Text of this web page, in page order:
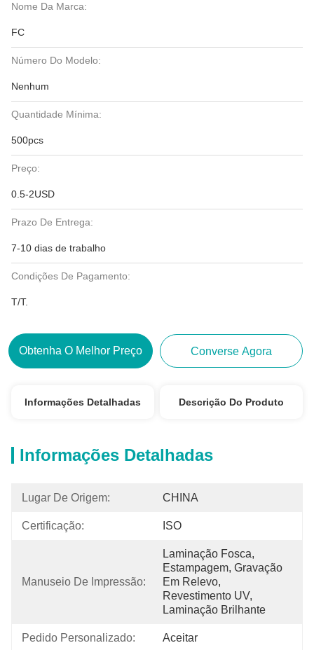
Nome Da Marca:
FC
Número Do Modelo:
Nenhum
Quantidade Mínima:
500pcs
Preço:
0.5-2USD
Prazo De Entrega:
7-10 dias de trabalho
Condições De Pagamento:
T/T.
Obtenha O Melhor Preço Converse Agora
Informações Detalhadas Descrição Do Produto
Informações Detalhadas
Lugar De Origem: CHINA
Certificação: ISO
Manuseio De Impressão:
Laminação Fosca,
Estampagem, Gravação
Em Relevo,
Revestimento UV,
Laminação Brilhante
Pedido Personalizado: Aceitar